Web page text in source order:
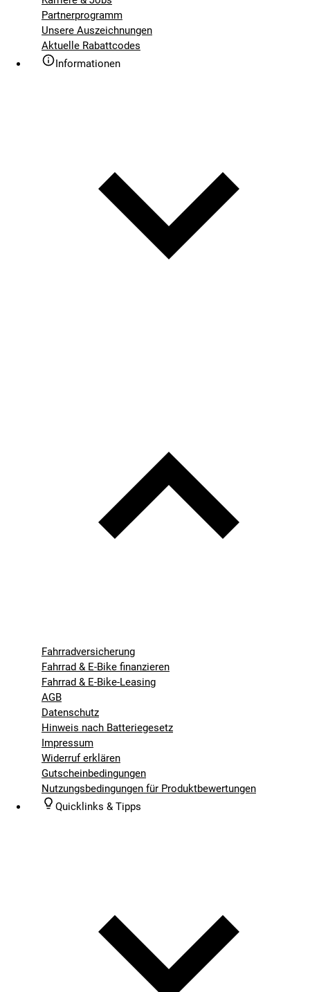
Partnerprogramm
Unsere Auszeichnungen
Aktuelle Rabattcodes
Informationen
Fahrradversicherung
Fahrrad & E-Bike finanzieren
Fahrrad & E-Bike-Leasing
AGB
Datenschutz
Hinweis nach Batteriegesetz
Impressum
Widerruf erklären
Gutscheinbedingungen
Nutzungsbedingungen für Produktbewertungen
Quicklinks & Tipps